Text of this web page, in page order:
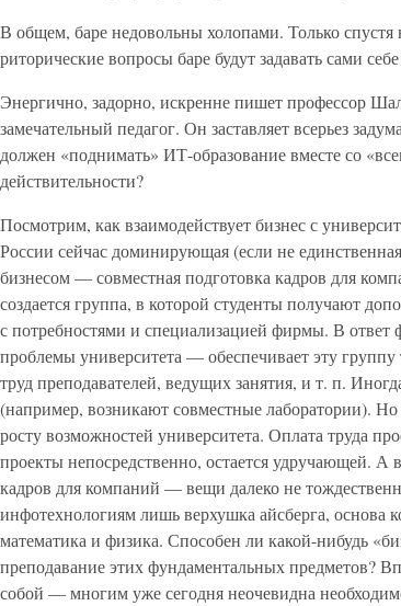
В общем, баре недовольны холопами. Только
риторические вопросы баре будут задавать сами
Энергично, задорно, искренне пишет профессор
замечательный педагог. Он заставляет всерьез
должен «поднимать» ИТ-образование вместе со
действительности?
Посмотрим, как взаимодействует бизнес с
России сейчас доминирующая (если не
бизнесом — совместная подготовка кадров для
создается группа, в которой студенты получают
с потребностями и специализацией фирмы. В ответ
проблемы университета — обеспечивает эту
труд преподавателей, ведущих занятия, и т. п.
(например, возникают совместные лаборатории).
росту возможностей университета. Оплата труда
проекты непосредственно, остается удручающей. А
кадров для компаний — вещи далеко не
инфотехнологиям лишь верхушка айсберга,
математика и физика. Способен ли какой-нибудь
преподавание этих фундаментальных предметов?
собой — многим уже сегодня неочевидна